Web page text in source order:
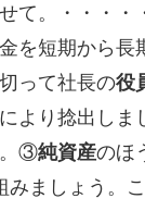
て。・・・
を短期から
って社長の役
より捻出しま
。③純資産のほ
みましょう。